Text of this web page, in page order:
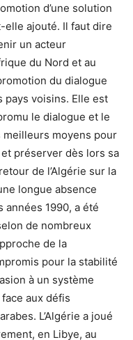
d’une solution
elle ajouté. Il faut dire
un acteur
du Nord et au
du dialogue
pays voisins. Elle est
le dialogue et le
meilleurs moyens pour
préserver dès lors sa
de l’Algérie sur la
longue absence
1990, a été
de nombreux
de la
pour la stabilité
à un système
aux défis
L’Algérie a joué
en Libye, au